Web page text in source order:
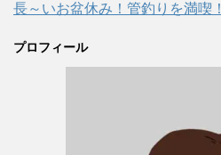
長～いお盆休み！管釣りを満喫！
プロフィール